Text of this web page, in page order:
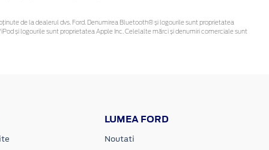
de la dealerul dvs. Ford. Denumirea Bluetooth® și logourile sunt proprietatea
și logourile sunt proprietatea Apple Inc. Celelalte mărci și denumiri comerciale sunt
LUMEA FORD
Noutati